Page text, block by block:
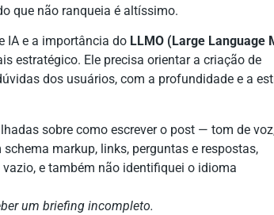
que não ranqueia é altíssimo.
IA e a importância do LLMO (Large Language
estratégico. Ele precisa orientar a criação de
dos usuários, com a profundidade e a
sobre como escrever o post — tom de
markup, links, perguntas e respostas,
e também não identifiquei o idioma
um briefing incompleto.